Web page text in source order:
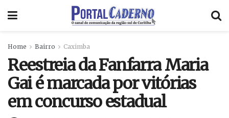
Home Bairro Caximba
Reestreia da Fanfarra Maria
Gai é marcada por vitórias
em concurso estadual